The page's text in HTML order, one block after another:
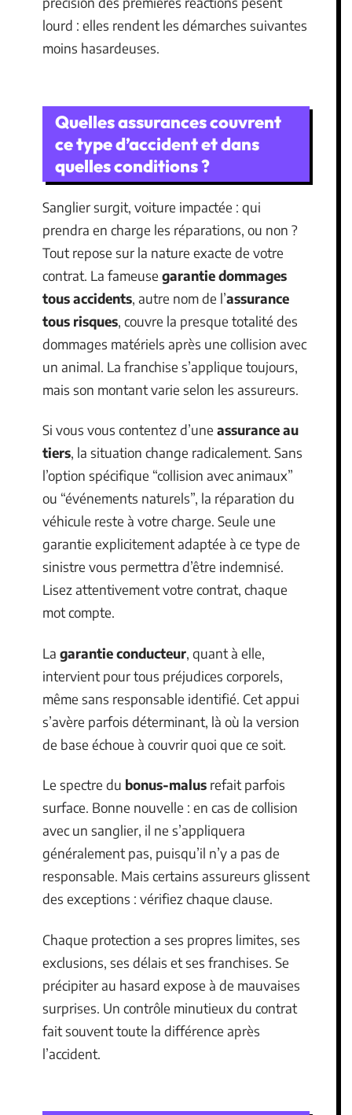
lourd : elles rendent les démarches suivantes
moins hasardeuses.
Quelles assurances couvrent
ce type d’accident et dans
quelles conditions ?
Sanglier surgit, voiture impactée : qui
prendra en charge les réparations, ou non ?
Tout repose sur la nature exacte de votre
contrat. La fameuse garantie dommages
tous accidents, autre nom de l’assurance
tous risques, couvre la presque totalité des
dommages matériels après une collision avec
un animal. La franchise s’applique toujours,
mais son montant varie selon les assureurs.
Si vous vous contentez d’une assurance au
tiers, la situation change radicalement. Sans
l’option spécifique “collision avec animaux”
ou “événements naturels”, la réparation du
véhicule reste à votre charge. Seule une
garantie explicitement adaptée à ce type de
sinistre vous permettra d’être indemnisé.
Lisez attentivement votre contrat, chaque
mot compte.
La garantie conducteur, quant à elle,
intervient pour tous préjudices corporels,
même sans responsable identifié. Cet appui
s’avère parfois déterminant, là où la version
de base échoue à couvrir quoi que ce soit.
Le spectre du bonus-malus refait parfois
surface. Bonne nouvelle : en cas de collision
avec un sanglier, il ne s’appliquera
généralement pas, puisqu’il n’y a pas de
responsable. Mais certains assureurs glissent
des exceptions : vérifiez chaque clause.
Chaque protection a ses propres limites, ses
exclusions, ses délais et ses franchises. Se
précipiter au hasard expose à de mauvaises
surprises. Un contrôle minutieux du contrat
fait souvent toute la différence après
l’accident.